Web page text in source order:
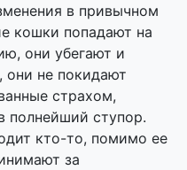
в привычном
кошки попадают на
они убегают и
они не покидают
страхом,
полнейший ступор.
кто-то, помимо ее
за